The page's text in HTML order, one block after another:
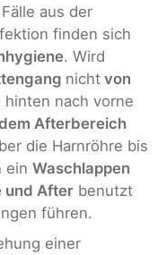
aus der
finden sich
. Wird
nicht von
hinten nach vorne
Afterbereich
die Harnröhre bis
ein Waschlappen
und After benutzt
führen.
einer